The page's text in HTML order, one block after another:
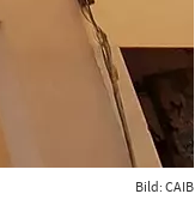
Bild: CAIB